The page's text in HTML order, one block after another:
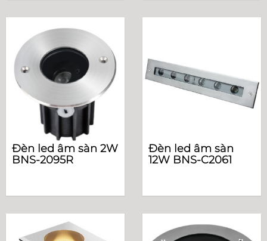
Đèn led âm sàn 2W
BNS-2095R
Đèn led âm sàn
12W BNS-C2061